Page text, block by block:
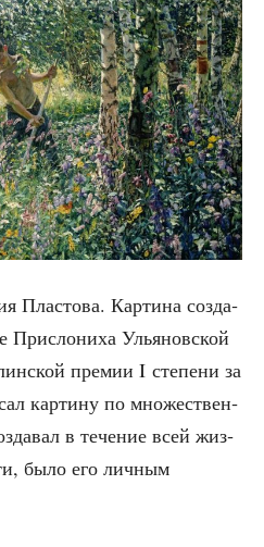
Пла­сто­ва. Кар­ти­на созда­
При­сло­ни­ха Улья­нов­ской
пре­мии I сте­пе­ни за
кар­ти­ну по мно­же­ствен­
в тече­ние всей жиз­
было его лич­ным